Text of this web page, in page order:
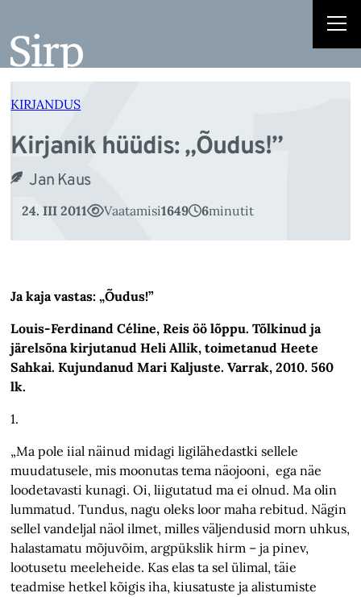
juurde
KIRJANDUS
Kirjanik hüüdis: „Õudus!”
Jan Kaus
24. III 2011 Vaatamisi1649 6minutit
Ja kaja vastas: „Õudus!”
Louis-Ferdinand Céline, Reis öö lõppu. Tõlkinud ja
järelsõna kirjutanud Heli Allik, toimetanud Heete
Sahkai. Kujundanud Mari Kaljuste. Varrak, 2010. 560
lk.
1.
„Ma pole iial näinud midagi ligilähedastki sellele
muudatusele, mis moonutas tema näojooni, ega näe
loodetavasti kunagi. Oi, liigutatud ma ei olnud. Ma olin
lummatud. Tundus, nagu oleks loor maha rebitud. Nägin
sellel vandeljal näol ilmet, milles väljendusid morn uhkus,
halastamatu mõjuvõim, argpükslik hirm – ja pinev,
lootusetu meeleheide. Kas elas ta sel ülimal, täie
teadmise hetkel kõigis iha, kiusatuste ja alistumiste